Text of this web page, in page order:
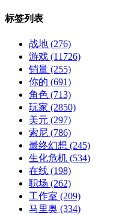
标签列表
战地 (276)
游戏 (11726)
销量 (255)
你的 (691)
角色 (713)
玩家 (2850)
美元 (297)
索尼 (786)
最终幻想 (245)
生化危机 (534)
在线 (198)
职场 (262)
工作室 (209)
马里奥 (334)